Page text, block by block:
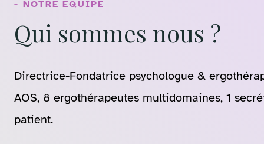
- NOTRE ÉQUIPE
Qui sommes nous ?
Directrice-Fondatrice psychologue &
AOS, 8 ergothérapeutes multidomaines, 1
patient.